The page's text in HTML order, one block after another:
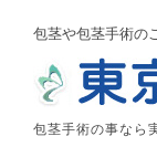
包茎や包茎手術の
包茎手術の事なら